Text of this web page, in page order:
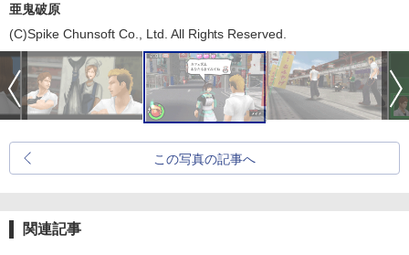
亜鬼破原
(C)Spike Chunsoft Co., Ltd. All Rights Reserved.
この写真の記事へ
関連記事